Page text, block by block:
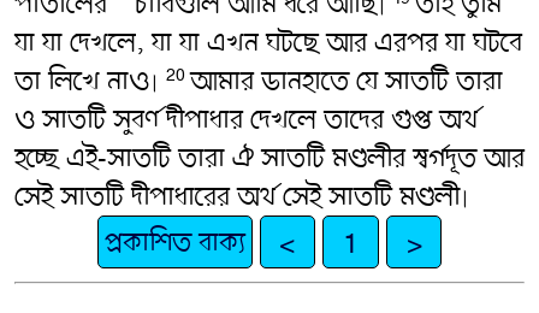
যা যা দেখলে, যা যা এখন ঘটছে আর এরপর যা ঘটবে
তা লিখে নাও৷ 20আমার ডানহাতে যে সাতটি তারা
ও সাতটি সুবর্ণ দীপাধার দেখলে তাদের গুপ্ত অর্থ
হচ্ছে এই-সাতটি তারা ঐ সাতটি মণ্ডলীর স্বর্গদূত আর
সেই সাতটি দীপাধারের অর্থ সেই সাতটি মণ্ডলী৷
প্রকাশিত বাক্য
< 1 >